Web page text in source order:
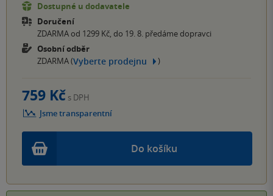
Dostupné u dodavatele
Doručení
ZDARMA od 1299 Kč, do 19. 8. předáme dopravci
Osobní odběr
ZDARMA (Vyberte prodejnu )
Do košíku
759 Kč s DPH
Jsme transparentní